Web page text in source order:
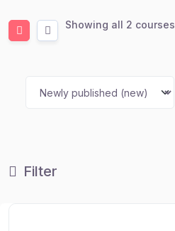
Showing all 2 courses
Filter